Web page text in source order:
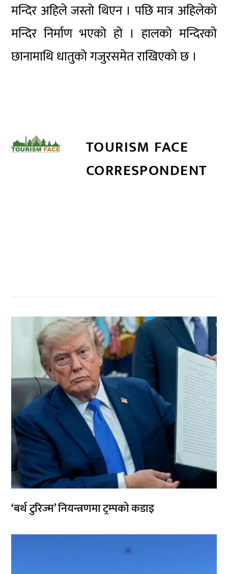
मन्दिर अहिले जस्तो थिएन । पछि मात्र अहिलेको
मन्दिर निर्माण भएको हो । हालको मन्दिरको
छानामाथि धातुको गजुरसमेत राखिएको छ ।
TOURISM FACE
CORRESPONDENT
‘बर्थ टुरिज्म’ नियन्त्रणमा ट्रम्पको कडाइ